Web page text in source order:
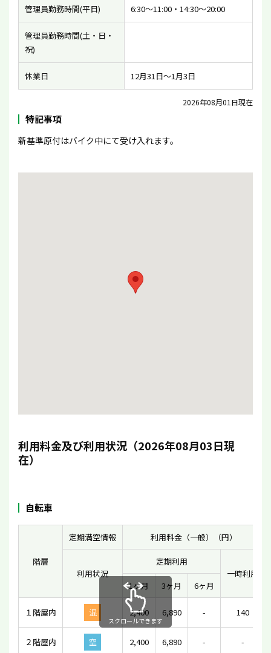
管理員勤務時間(平日) 6:30〜11:00・14:30〜20:00
管理員勤務時間(土・日・
祝)
休業日 12月31日〜1月3日
2026年08月01日現在
特記事項
新基準原付はバイク中にて受け入れます。
利用料金及び利用状況（2026年08月03日現
在）
自転車
階層
定期満空情報 利用料金（一般）（円）
利用状況
定期利用
一時利用
1ヶ月
3ヶ月 6ヶ月
１階屋内 混 2,400 6,890 - 140
２階屋内 空 2,400 6,890 - -
スクロールできます